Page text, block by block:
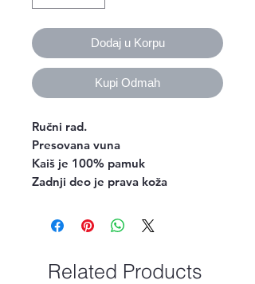
Dodaj u Korpu
Kupi Odmah
Ručni rad.
Presovana vuna
Kaiš je 100% pamuk
Zadnji deo je prava koža
Related Products